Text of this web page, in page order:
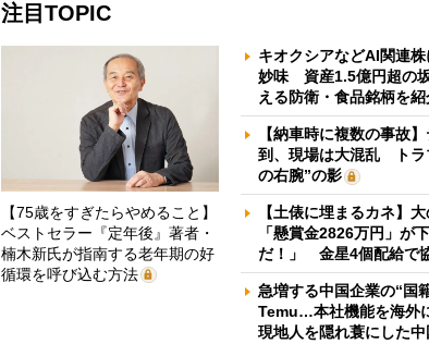
注目TOPIC
【75歳をすぎたらやめること】
ベストセラー『定年後』著者・
楠木新氏が指南する老年期の好
循環を呼び込む方法
キオクシアなどAI関連
妙味 資産1.5億円超の
える防衛・食品銘柄を紹
【納車時に複数の事故
到、現場は大混乱 トラ
の右腕”の影
【土俵に埋まるカネ】
「懸賞金2826万円」が
だ！」 金星4個配給で
急増する中国企業の“国
Temu…本社機能を海外
現地人を隠れ蓑にした